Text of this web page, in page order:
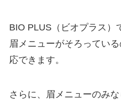
BIO PLUS（ビオプラス）
眉メニューがそろってい
応できます。
さらに、眉メニューのみ